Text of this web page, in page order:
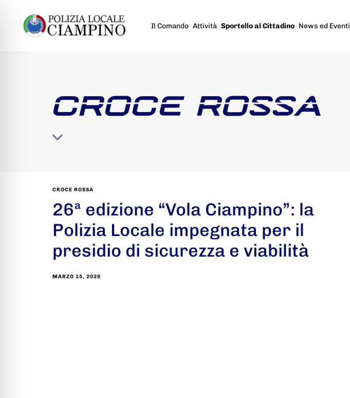
Il Comando Attività Sportello al Cittadino News ed Eventi
CROCE ROSSA
CROCE ROSSA
26ª edizione “Vola Ciampino”: la
Polizia Locale impegnata per il
presidio di sicurezza e viabilità
MARZO 15, 2026